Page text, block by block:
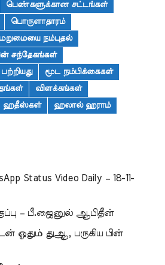
பெண்களுக்கான சட்டங்கள்
பொருளாதாரம்
மறுமையை நம்புதல்
சந்தேகங்கள்
மூட நம்பிக்கைகள்
விளக்கங்கள்
ஹதீஸ்கள் ஹலால் ஹராம்
Status Video Daily – 18-11-
– பீ.ஜைனுல் ஆபிதீன்
ஓதும் துஆ, பருகிய பின்